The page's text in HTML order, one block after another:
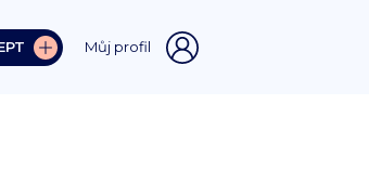
Můj profil